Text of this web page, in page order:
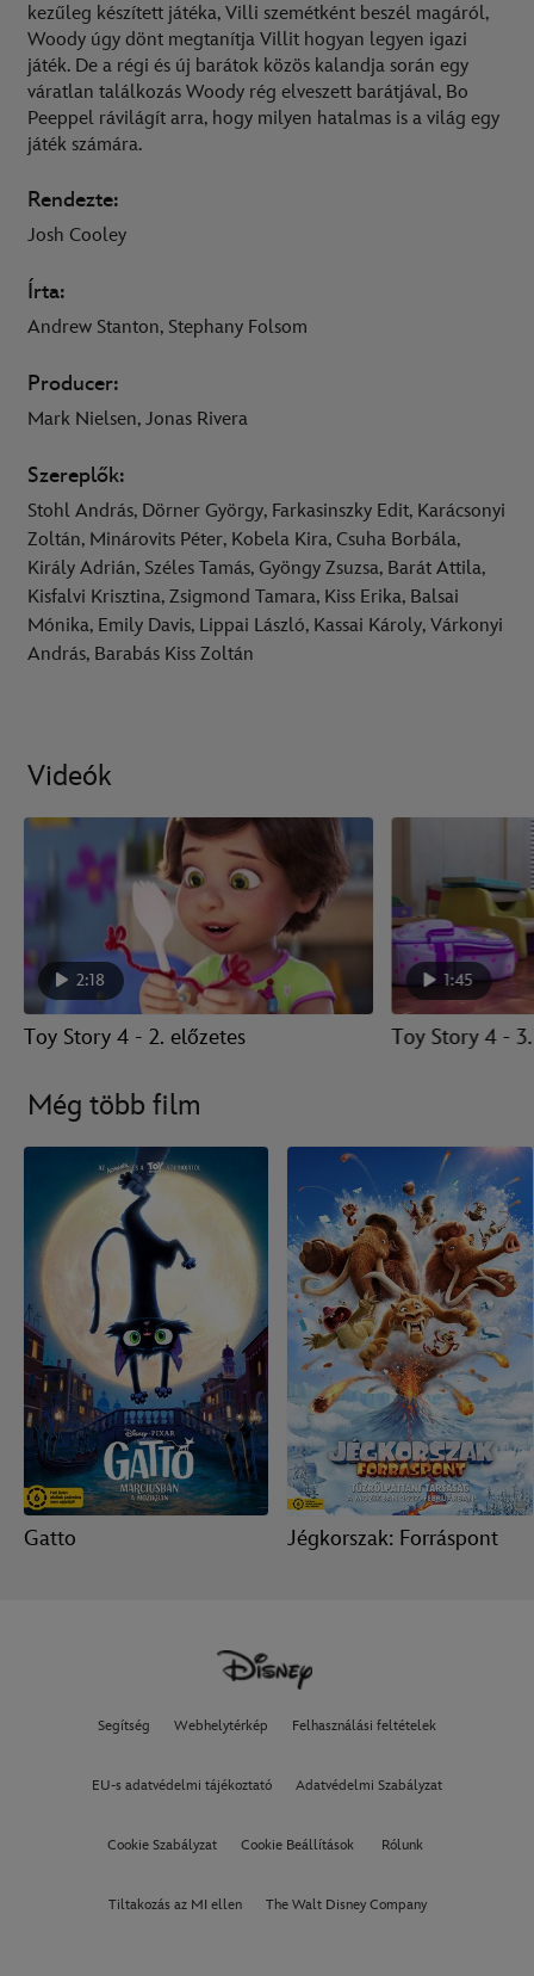
kezűleg készített játéka, Villi szemétként beszél magáról,
Woody úgy dönt megtanítja Villit hogyan legyen igazi
játék. De a régi és új barátok közös kalandja során egy
váratlan találkozás Woody rég elveszett barátjával, Bo
Peeppel rávilágít arra, hogy milyen hatalmas is a világ egy
játék számára.
Rendezte:
Josh Cooley
Írta:
Andrew Stanton, Stephany Folsom
Producer:
Mark Nielsen, Jonas Rivera
Szereplők:
Stohl András, Dörner György, Farkasinszky Edit, Karácsonyi
Zoltán, Minárovits Péter, Kobela Kira, Csuha Borbála,
Király Adrián, Széles Tamás, Gyöngy Zsuzsa, Barát Attila,
Kisfalvi Krisztina, Zsigmond Tamara, Kiss Erika, Balsai
Mónika, Emily Davis, Lippai László, Kassai Károly, Várkonyi
András, Barabás Kiss Zoltán
Videók
2:18
Toy Story 4 - 2. előzetes
1:45
Toy Story 4 -
Még több film
Gatto Jégkorszak: Forráspont
Segítség Webhelytérkép Felhasználási feltételek
EU-s adatvédelmi tájékoztató Adatvédelmi Szabályzat
Cookie Szabályzat Cookie Beállítások Rólunk
Tiltakozás az MI ellen The Walt Disney Company